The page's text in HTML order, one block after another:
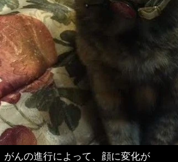
がんの進行によって、顔に変化が